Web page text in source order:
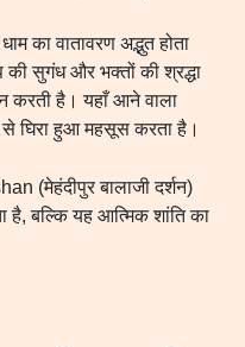
का वातावरण अद्भुत होता
सुगंध और भक्तों की श्रद्धा
करती है। यहाँ आने वाला
से घिरा हुआ महसूस करता है।
(मेहंदीपुर बालाजी दर्शन)
है, बल्कि यह आत्मिक शांति का